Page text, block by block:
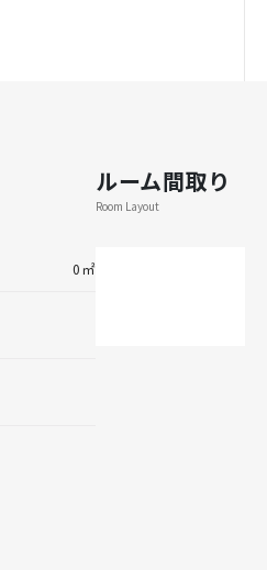
0㎡
ルーム間取り
Room Layout